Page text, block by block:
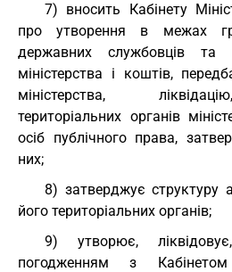
7) вносить Кабінету
про утворення в межах
державних службовців та
міністерства і коштів,
міністерства,
територіальних органів
осіб публічного права,
них;
8) затверджує структуру
його територіальних органів;
9) утворює,
погодженням з Кабінетом